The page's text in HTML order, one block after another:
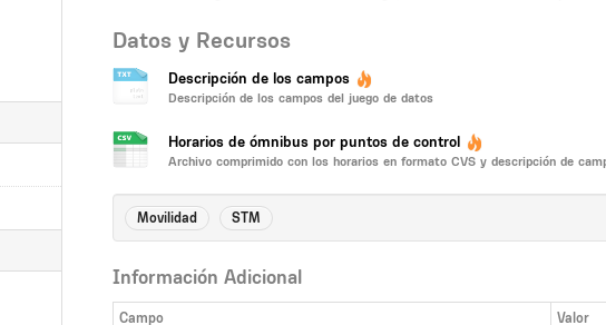
Datos y Recursos
Descripción de los campos
Descripción de los campos del juego de datos
Horarios de ómnibus por puntos de control
Archivo comprimido con los horarios en formato CVS y descripción de
Movilidad STM
Información Adicional
Campo Valor